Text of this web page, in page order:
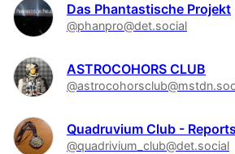
Das Phantastische Projekt
@phanpro@det.social
ASTROCOHORS CLUB
Quadruvium Club - Reports
@quadrivium_club@det.social